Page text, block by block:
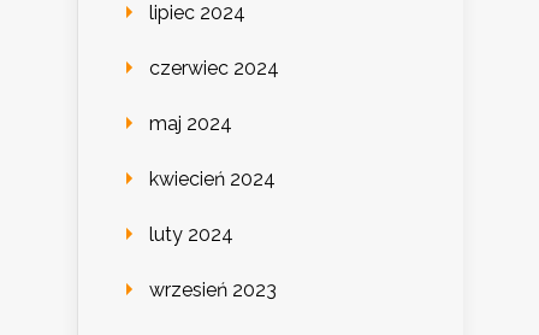
lipiec 2024
czerwiec 2024
maj 2024
kwiecień 2024
luty 2024
wrzesień 2023